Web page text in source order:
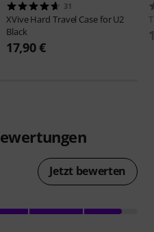
31
XViveHard Travel Case for U2
Black
17,90 €
Jetzt bewerten